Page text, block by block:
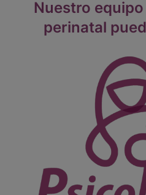
Nuestro
perinatal